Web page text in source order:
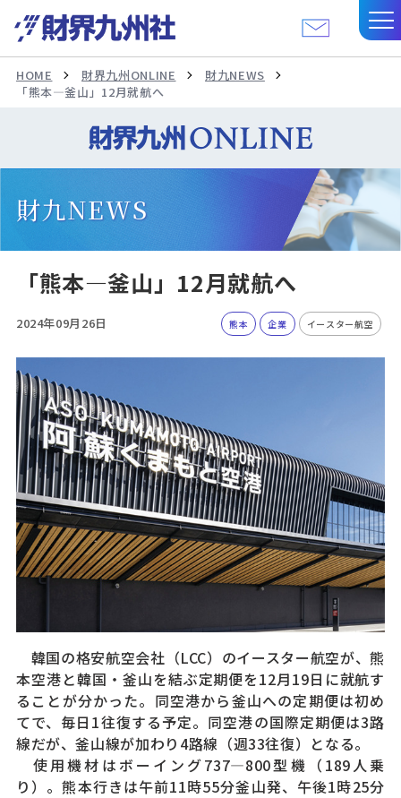
HOME 財界九州ONLINE
財九NEWS
「熊本—釜山」12月就航へ
財九NEWS
「熊本—釜山」12月就航へ
2024年09月26日 熊本 企業 イースター航空
韓国の格安航空会社（LCC）のイースター航空が、熊
本空港と韓国・釜山を結ぶ定期便を12月19日に就航す
ることが分かった。同空港から釜山への定期便は初め
てで、毎日1往復する予定。同空港の国際定期便は3路
線だが、釜山線が加わり4路線（週33往復）となる。
使用機材はボーイング737—800型機（189人乗
り）。熊本行きは午前11時55分釜山発、午後1時25分